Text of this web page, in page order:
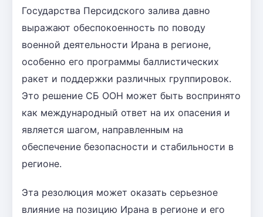
Государства Персидского залива давно
выражают обеспокоенность по поводу
военной деятельности Ирана в регионе,
особенно его программы баллистических
ракет и поддержки различных группировок.
Это решение СБ ООН может быть воспринято
как международный ответ на их опасения и
является шагом, направленным на
обеспечение безопасности и стабильности в
регионе.
Эта резолюция может оказать серьезное
влияние на позицию Ирана в регионе и его